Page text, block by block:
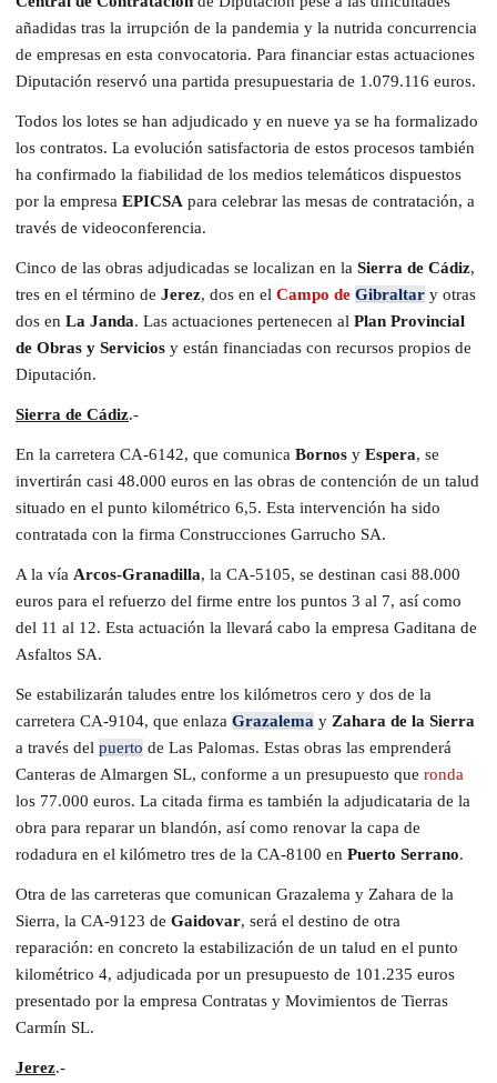
añadidas tras la irrupción de la pandemia y la nutrida concurrencia
de empresas en esta convocatoria. Para financiar estas actuaciones
Diputación reservó una partida presupuestaria de 1.079.116 euros.
Todos los lotes se han adjudicado y en nueve ya se ha formalizado
los contratos. La evolución satisfactoria de estos procesos también
ha confirmado la fiabilidad de los medios telemáticos dispuestos
por la empresa EPICSA para celebrar las mesas de contratación, a
través de videoconferencia.
Cinco de las obras adjudicadas se localizan en la Sierra de Cádiz,
tres en el término de Jerez, dos en el Campo de Gibraltar y otras
dos en La Janda. Las actuaciones pertenecen al Plan Provincial
de Obras y Servicios y están financiadas con recursos propios de
Diputación.
Sierra de Cádiz.-
En la carretera CA-6142, que comunica Bornos y Espera, se
invertirán casi 48.000 euros en las obras de contención de un talud
situado en el punto kilométrico 6,5. Esta intervención ha sido
contratada con la firma Construcciones Garrucho SA.
A la vía Arcos-Granadilla, la CA-5105, se destinan casi 88.000
euros para el refuerzo del firme entre los puntos 3 al 7, así como
del 11 al 12. Esta actuación la llevará cabo la empresa Gaditana de
Asfaltos SA.
Se estabilizarán taludes entre los kilómetros cero y dos de la
carretera CA-9104, que enlaza Grazalema y Zahara de la Sierra
a través del puerto de Las Palomas. Estas obras las emprenderá
Canteras de Almargen SL, conforme a un presupuesto que ronda
los 77.000 euros. La citada firma es también la adjudicataria de la
obra para reparar un blandón, así como renovar la capa de
rodadura en el kilómetro tres de la CA-8100 en Puerto Serrano.
Otra de las carreteras que comunican Grazalema y Zahara de la
Sierra, la CA-9123 de Gaidovar, será el destino de otra
reparación: en concreto la estabilización de un talud en el punto
kilométrico 4, adjudicada por un presupuesto de 101.235 euros
presentado por la empresa Contratas y Movimientos de Tierras
Carmín SL.
Jerez.-